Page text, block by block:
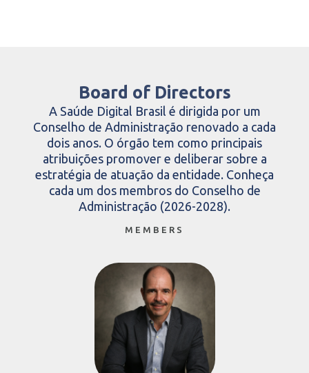
Board of Directors
A Saúde Digital Brasil é dirigida por um
Conselho de Administração renovado a cada
dois anos. O órgão tem como principais
atribuições promover e deliberar sobre a
estratégia de atuação da entidade. Conheça
cada um dos membros do Conselho de
Administração (2026-2028).
MEMBERS